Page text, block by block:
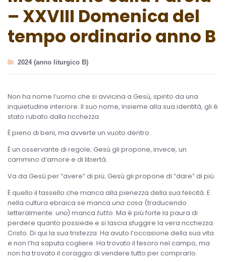
– XXVIII Domenica del
tempo ordinario anno B
2024 (anno liturgico B)
Non ha nome l’uomo che si avvicina a Gesù, spinto da una
inquietudine interiore. Il suo nome, insieme alla sua identità, gli è
stato rubato dalla ricchezza.
È pieno di beni, ma avverte un vuoto dentro.
È un osservante di regole; Gesù gli propone, invece, un
cammino d’amore e di libertà.
Va da Gesù per “avere” di più; Gesù gli propone di “dare” di più.
È quello il tassello che manca alla pienezza della sua felicità. E
nella cultura ebraica se manca una cosa (traducendo
letteralmente: uno) manca tutto. Ma è più forte la paura di
perdere quanto possiede e si lascia sfuggire la vera ricchezza:
Cristo. Di qui la sua tristezza. Ha avuto l’occasione della sua vita
e non l’ha saputa cogliere. Ha trovato il tesoro nel campo, ma
non ha trovato il coraggio di vendere tutto per comprarlo.